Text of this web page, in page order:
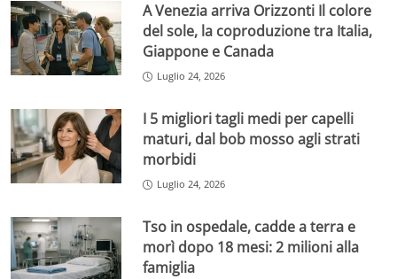
A Venezia arriva Orizzonti Il colore
del sole, la coproduzione tra Italia,
Giappone e Canada
Luglio 24, 2026
I 5 migliori tagli medi per capelli
maturi, dal bob mosso agli strati
morbidi
Luglio 24, 2026
Tso in ospedale, cadde a terra e
morì dopo 18 mesi: 2 milioni alla
famiglia